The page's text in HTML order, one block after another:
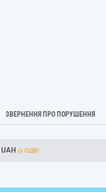
ЗВЕРНЕННЯ ПРО ПОРУШЕННЯ
UAH (з ПДВ)